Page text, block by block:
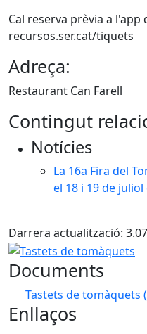
Cal reserva prèvia a l'app
recursos.ser.cat/tiquets
Adreça:
Restaurant Can Farell
Contingut
Notícies
La 16a Fira del
el 18 i 19 de juliol
Darrera actualització:
Tastets de tomàquets
Documents
Tastets de tomàquets
Enllaços